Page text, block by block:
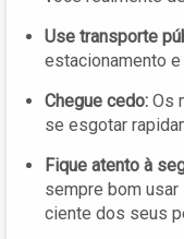
Use transporte
estacionamento
Chegue cedo: Os
se esgotar
Fique atento à
sempre bom
ciente dos seus